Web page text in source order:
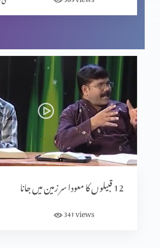
داؤد اور ساؤل کی دشمنی۔
یونتن داؤد کی مدد کرتا ہے
داؤد، نابال اور ابجیل12 قبیلوں کا معودا سر زمین میں جانا
341views